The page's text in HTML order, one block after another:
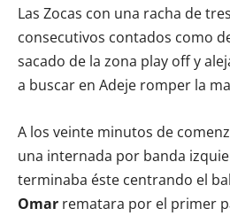
Las Zocas con una racha de
consecutivos contados como
sacado de la zona play off y
a buscar en Adeje romper la
A los veinte minutos de
una internada por banda
terminaba éste centrando el
Omar rematara por el primer